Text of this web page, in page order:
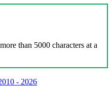
than 5000 characters at a
- 2026